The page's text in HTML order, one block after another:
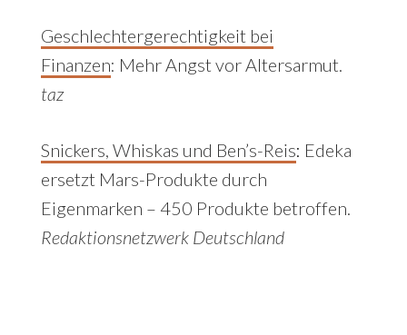
Geschlechtergerechtigkeit bei
Finanzen: Mehr Angst vor Altersarmut.
taz
Snickers, Whiskas und Ben’s-Reis: Edeka
ersetzt Mars-Produkte durch
Eigenmarken – 450 Produkte betroffen.
Redaktionsnetzwerk Deutschland